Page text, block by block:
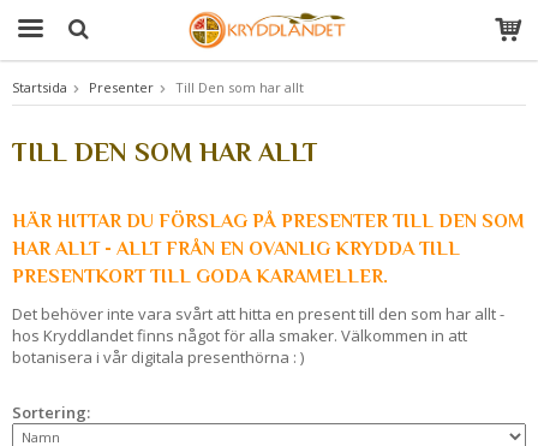
Produkten har blivit tillagd i varukorgen
Startsida Presenter Till Den som har allt
TILL DEN SOM HAR ALLT
HÄR HITTAR DU FÖRSLAG PÅ PRESENTER TILL DEN SOM
HAR ALLT - ALLT FRÅN EN OVANLIG KRYDDA TILL
PRESENTKORT TILL GODA KARAMELLER.
Det behöver inte vara svårt att hitta en present till den som har allt -
hos Kryddlandet finns något för alla smaker. Välkommen in att
botanisera i vår digitala presenthörna : )
Sortering: